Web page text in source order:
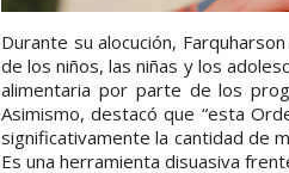
Durante su alocución,
de los niños, las niñas y los
alimentaria por parte de los
Asimismo, destacó que “esta
significativamente la cantidad de
Es una herramienta disuasiva